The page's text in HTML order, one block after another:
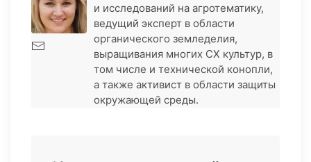
и исследований на агротематику,
ведущий эксперт в области
органического земледелия,
выращивания многих СХ культур, в
том числе и технической конопли,
а также активист в области защиты
окружающей среды.